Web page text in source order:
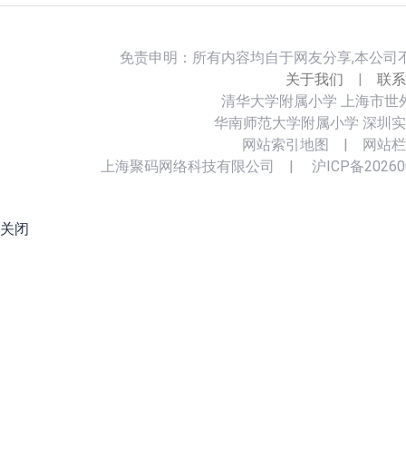
免责申明：所有内容均自于网友分享,本公
关于我们
联
清华大学附属小学 上海市世
华南师范大学附属小学 深圳
网站索引地图
网站
上海聚码网络科技有限公司
沪ICP备
关闭